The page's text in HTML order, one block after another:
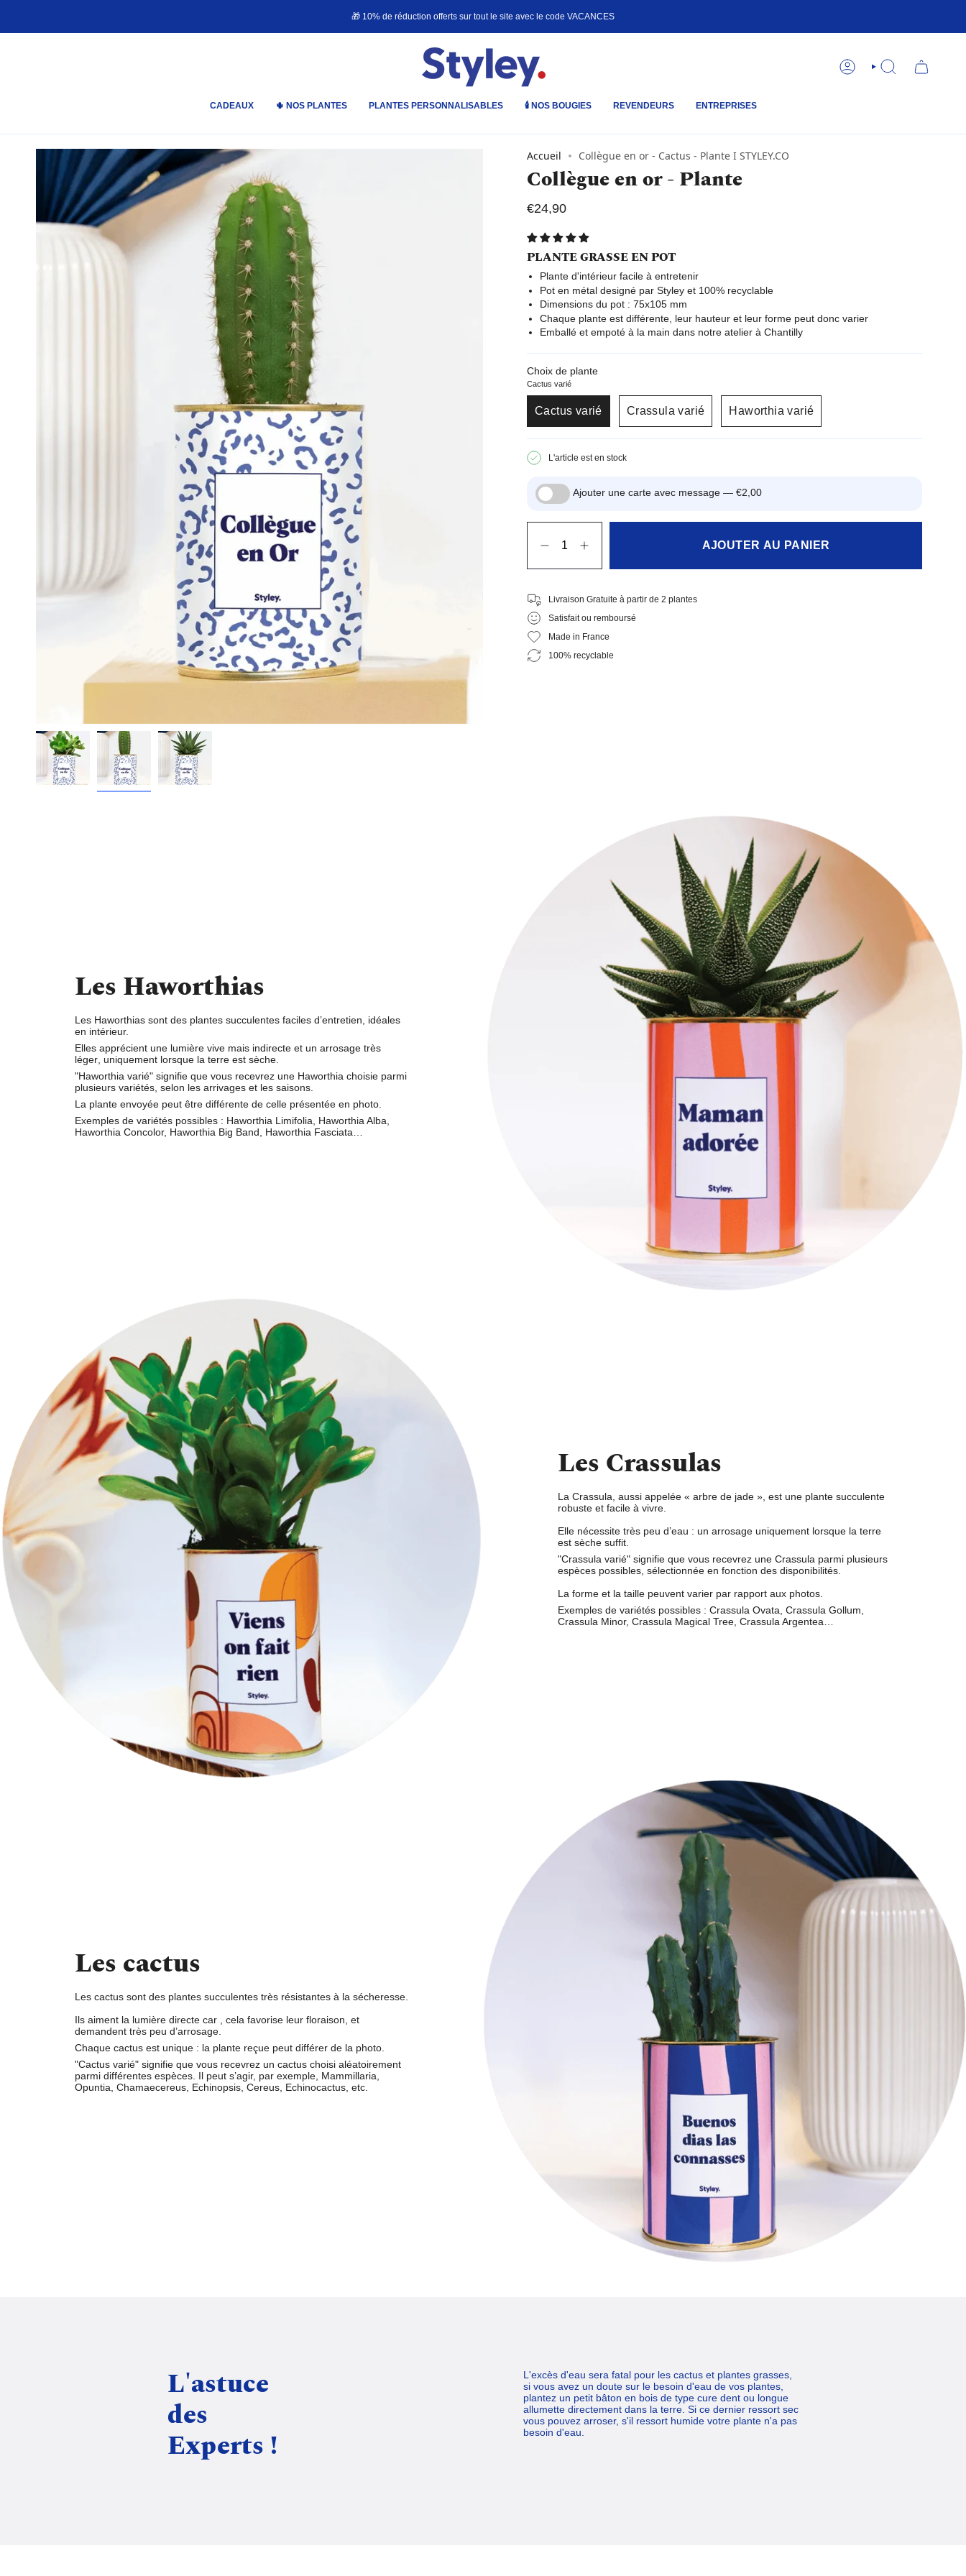
🎁 10% de réduction offerts sur tout le site avec le code VACANCES
COMPTE RECHERCHE
CADEAUX 🌵 NOS PLANTES PLANTES PERSONNALISABLES 🕯️ NOS BOUGIES REVENDEURS ENTREPRISES
Accueil Collègue en or - Cactus - Plante I STYLEY.CO
Collègue en or - Plante
€24,90
PLANTE GRASSE EN POT
Plante d'intérieur facile à entretenir
Pot en métal designé par Styley et 100% recyclable
Dimensions du pot : 75x105 mm
Chaque plante est différente, leur hauteur et leur forme peut donc varier
Emballé et empoté à la main dans notre atelier à Chantilly
Choix de plante
Cactus varié
Cactus varié Crassula varié Haworthia varié
L'article est en stock
Ajouter une carte avec message — €2,00
AJOUTER AU PANIER
Livraison Gratuite à partir de 2 plantes
Satisfait ou remboursé
Made in France
100% recyclable
Les Haworthias
Les Haworthias sont des plantes succulentes faciles d’entretien, idéales
en intérieur.
Elles apprécient une lumière vive mais indirecte et un arrosage très
léger, uniquement lorsque la terre est sèche.
"Haworthia varié" signifie que vous recevrez une Haworthia choisie parmi
plusieurs variétés, selon les arrivages et les saisons.
La plante envoyée peut être différente de celle présentée en photo.
Exemples de variétés possibles : Haworthia Limifolia, Haworthia Alba,
Haworthia Concolor, Haworthia Big Band, Haworthia Fasciata…
Les Crassulas
La Crassula, aussi appelée « arbre de jade », est une plante succulente
robuste et facile à vivre.
Elle nécessite très peu d’eau : un arrosage uniquement lorsque la terre
est sèchesuffit.
"Crassula varié"signifie que vous recevrez une Crassula parmi plusieurs
espèces possibles, sélectionnée en fonction des disponibilités.
La forme et la taille peuvent varier par rapport aux photos.
Exemples de variétés possibles : Crassula Ovata, Crassula Gollum,
Crassula Minor, Crassula Magical Tree, Crassula Argentea…
Les cactus
Les cactus sont des plantes succulentes très résistantes à la sécheresse.
Ils aiment la lumière directecar , cela favorise leur floraison, et
demandenttrès peu d’arrosage.
Chaque cactus est unique : la plante reçue peut différer de la photo.
"Cactus varié"signifie que vous recevrez un cactus choisi aléatoirement
parmi différentes espèces. Il peut s’agir, par exemple, Mammillaria,
Opuntia, Chamaecereus, Echinopsis, Cereus, Echinocactus, etc.
L'astuce
des
Experts !
L'excès d'eau sera fatal pour les cactus et plantes grasses,
si vous avez un doute sur le besoin d'eau de vos plantes,
plantez un petit bâton en bois de type cure dent ou longue
allumette directement dans la terre. Si ce dernier ressort sec
vous pouvez arroser, s'il ressort humide votre plante n'a pas
besoin d'eau.